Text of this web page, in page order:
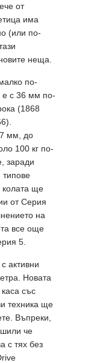
от
има
(или по-
неща.
по-
е с 36 мм по-
(1868
мм, до
100 кг по-
заради
типове
колата ще
от Серия
на
все още
5.
активни
Новата
със
техника ще
Въпреки,
че
с тях без